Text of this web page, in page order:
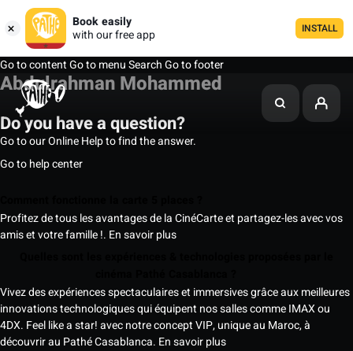
Book easily
with our free app
INSTALL
Go to contentGo to menuSearchGo to footer
Abdulrahman Mohammed
Do you have a question?
Go to our Online Help to find the answer.
Go to help center
Profitez de tous les avantages de la CinéCarte et partagez-les avec vos
amis et votre famille !. En savoir plus
Vivez des expériences spectaculaires et immersives grâce aux meilleures
innovations technologiques qui équipent nos salles comme IMAX ou
4DX. Feel like a star! avec notre concept VIP, unique au Maroc, à
découvrir au Pathé Casablanca. En savoir plus